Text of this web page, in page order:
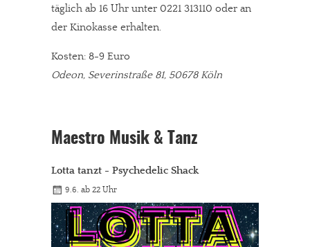
täglich ab 16 Uhr unter 0221 313110 oder an
der Kinokasse erhalten.
Kosten: 8-9 Euro
Odeon, Severinstraße 81, 50678 Köln
Maestro Musik & Tanz
Lotta tanzt - Psychedelic Shack
9.6. ab 22 Uhr